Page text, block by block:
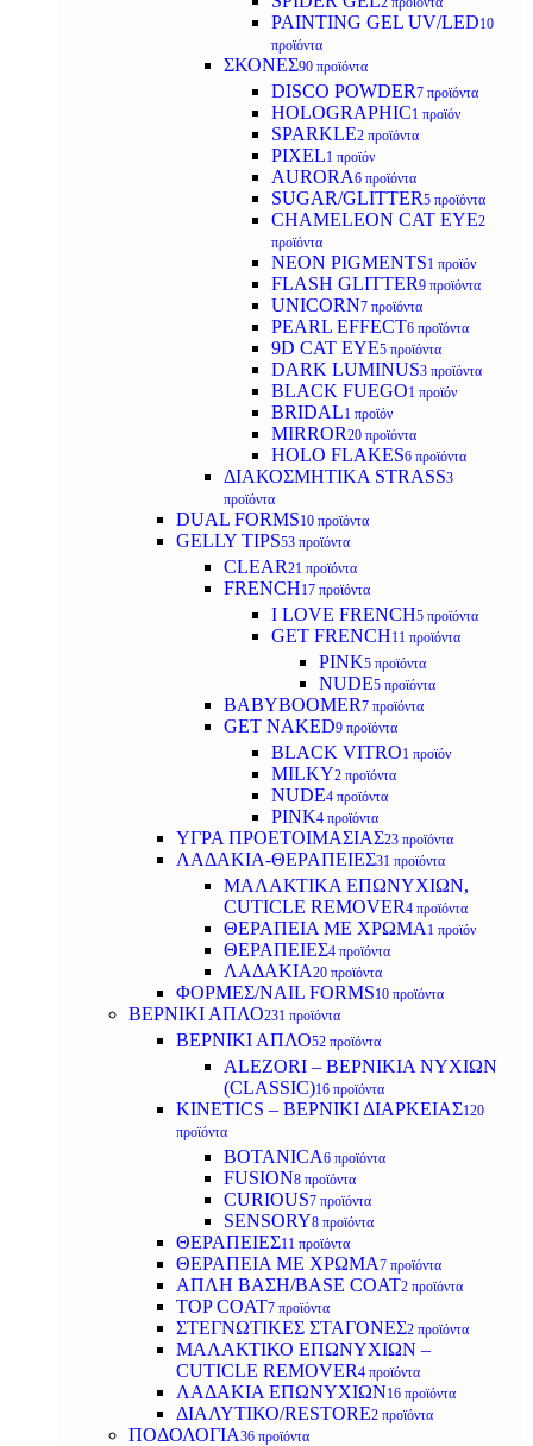
PAINTING GEL UV/LED10
προϊόντα
ΣΚΟΝΕΣ90 προϊόντα
DISCO POWDER7 προϊόντα
HOLOGRAPHIC1 προϊόν
SPARKLE2 προϊόντα
PIXEL1 προϊόν
AURORA6 προϊόντα
SUGAR/GLITTER5 προϊόντα
CHAMELEON CAT EYE2
προϊόντα
NEON PIGMENTS1 προϊόν
FLASH GLITTER9 προϊόντα
UNICORN7 προϊόντα
PEARL EFFECT6 προϊόντα
9D CAT EYE5 προϊόντα
DARK LUMINUS3 προϊόντα
BLACK FUEGO1 προϊόν
BRIDAL1 προϊόν
MIRROR20 προϊόντα
HOLO FLAKES6 προϊόντα
ΔΙΑΚΟΣΜΗΤΙΚΑ STRASS3
προϊόντα
DUAL FORMS10 προϊόντα
GELLY TIPS53 προϊόντα
CLEAR21 προϊόντα
FRENCH17 προϊόντα
I LOVE FRENCH5 προϊόντα
GET FRENCH11 προϊόντα
PINK5 προϊόντα
NUDE5 προϊόντα
BABYBOOMER7 προϊόντα
GET NAKED9 προϊόντα
BLACK VITRO1 προϊόν
MILKY2 προϊόντα
NUDE4 προϊόντα
PINK4 προϊόντα
ΥΓΡΑ ΠΡΟΕΤΟΙΜΑΣΙΑΣ23 προϊόντα
ΛΑΔΑΚΙΑ-ΘΕΡΑΠΕΙΕΣ31 προϊόντα
ΜΑΛΑΚΤΙΚΑ ΕΠΩΝΥΧΙΩΝ,
CUTICLE REMOVER4 προϊόντα
ΘΕΡΑΠΕΙΑ ΜΕ ΧΡΩΜΑ 1 προϊόν
ΘΕΡΑΠΕΙΕΣ4 προϊόντα
ΛΑΔΑΚΙΑ20 προϊόντα
ΦΟΡΜΕΣ/NAIL FORMS10 προϊόντα
ΒΕΡΝΙΚΙ ΑΠΛΟ231 προϊόντα
ΒΕΡΝΙΚΙ ΑΠΛΟ52 προϊόντα
ALEZORI – ΒΕΡΝΙΚΙΑ ΝΥΧΙΩΝ
(CLASSIC)16 προϊόντα
KINETICS – ΒΕΡΝΙΚΙ ΔΙΑΡΚΕΙΑΣ120
προϊόντα
BOTANICA6 προϊόντα
FUSION8 προϊόντα
CURIOUS7 προϊόντα
SENSORY8 προϊόντα
ΘΕΡΑΠΕΙΕΣ11 προϊόντα
ΘΕΡΑΠΕΙΑ ΜΕ ΧΡΩΜΑ7 προϊόντα
ΑΠΛΗ ΒΑΣΗ/BASE COAT2 προϊόντα
TOP COAT7 προϊόντα
ΣΤΕΓΝΩΤΙΚΕΣ ΣΤΑΓΟΝΕΣ2 προϊόντα
ΜΑΛΑΚΤΙΚΟ ΕΠΩΝΥΧΙΩΝ –
CUTICLE REMOVER4 προϊόντα
ΛΑΔΑΚΙΑ ΕΠΩΝΥΧΙΩΝ16 προϊόντα
ΔΙΑΛΥΤΙΚΟ/RESTORE2 προϊόντα
ΠΟΔΟΛΟΓΙΑ36 προϊόντα